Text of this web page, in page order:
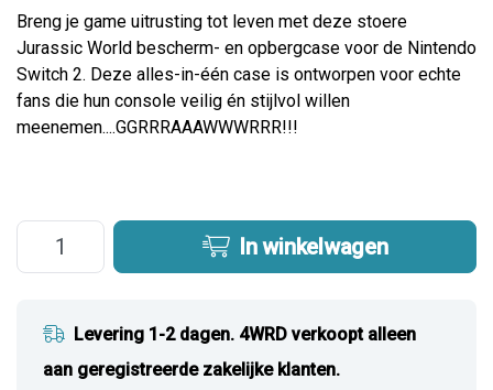
Breng je game uitrusting tot leven met deze stoere
Jurassic World bescherm- en opbergcase voor de Nintendo
Switch 2. Deze alles-in-één case is ontworpen voor echte
fans die hun console veilig én stijlvol willen
meenemen....GGRRRAAAWWWRRR!!!
In winkelwagen
Levering 1-2 dagen. 4WRD verkoopt alleen
aan geregistreerde zakelijke klanten.